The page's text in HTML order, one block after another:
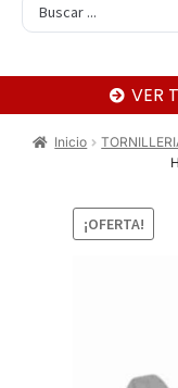
VER
Inicio
¡OFERTA!